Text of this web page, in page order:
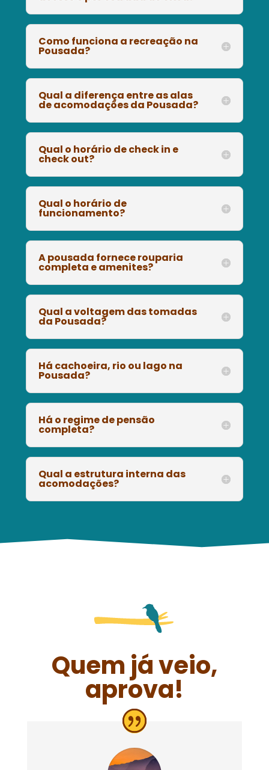
Como funciona a recreação na
Pousada?
Qual a diferença entre as alas
de acomodações da Pousada?
Qual o horário de check in e
check out?
Qual o horário de
funcionamento?
A pousada fornece rouparia
completa e amenites?
Qual a voltagem das tomadas
da Pousada?
Há cachoeira, rio ou lago na
Pousada?
Há o regime de pensão
completa?
Qual a estrutura interna das
acomodações?
Quem já veio,
aprova!